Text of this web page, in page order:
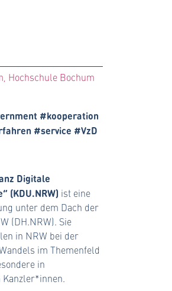
Hochschule Bochum
#kooperation
#service #VzD
Digitale
(KDU.NRW) ist eine
unter dem Dach der
(DH.NRW). Sie
in NRW bei der
im Themenfeld
in